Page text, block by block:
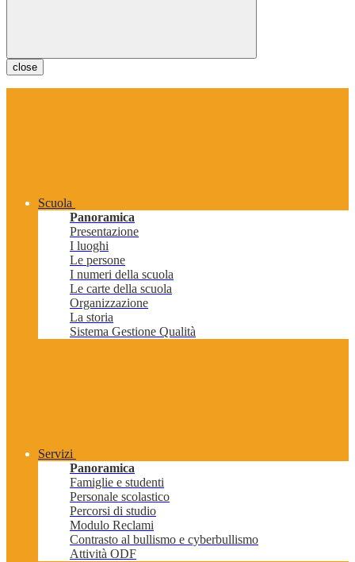
close
Scuola
Panoramica
Presentazione
I luoghi
Le persone
I numeri della scuola
Le carte della scuola
Organizzazione
La storia
Sistema Gestione Qualità
Servizi
Panoramica
Famiglie e studenti
Personale scolastico
Percorsi di studio
Modulo Reclami
Contrasto al bullismo e cyberbullismo
Attività ODF